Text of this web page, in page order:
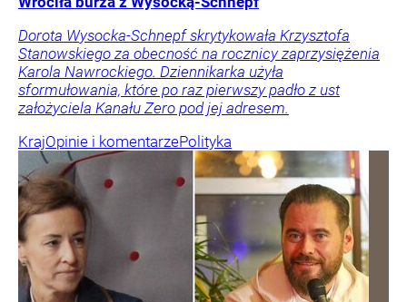
Dorota Wysocka-Schnepf skrytykowała Krzysztofa
Stanowskiego za obecność na rocznicy zaprzysiężenia
Karola Nawrockiego. Dziennikarka użyła
sformułowania, które po raz pierwszy padło z ust
założyciela Kanału Zero pod jej adresem.
KrajOpinie i komentarzePolityka